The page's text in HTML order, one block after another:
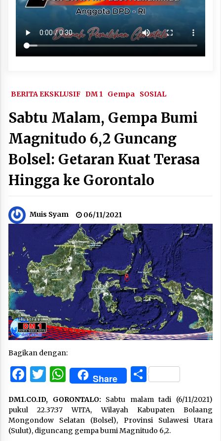
BERITA EKSKLUSIF DM 1 Gempa SOSIAL
Sabtu Malam, Gempa Bumi
Magnitudo 6,2 Guncang
Bolsel: Getaran Kuat Terasa
Hingga ke Gorontalo
Muis Syam 06/11/2021
Bagikan dengan:
Facebook
Twitter
WhatsApp
Share Share
DM1.CO.ID, GORONTALO: Sabtu malam tadi (6/11/2021)
pukul 22.37:37 WITA, Wilayah Kabupaten Bolaang
Mongondow Selatan (Bolsel), Provinsi Sulawesi Utara
(Sulut), diguncang gempa bumi Magnitudo 6,2.